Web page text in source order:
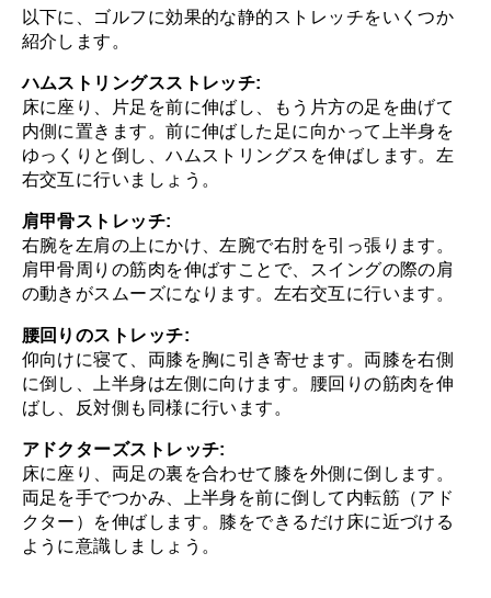
以下に、ゴルフに効果的な静的ストレッチをいくつか
紹介します。
ハムストリングスストレッチ:
床に座り、片足を前に伸ばし、もう片方の足を曲げて
内側に置きます。前に伸ばした足に向かって上半身を
ゆっくりと倒し、ハムストリングスを伸ばします。左
右交互に行いましょう。
肩甲骨ストレッチ:
右腕を左肩の上にかけ、左腕で右肘を引っ張ります。
肩甲骨周りの筋肉を伸ばすことで、スイングの際の肩
の動きがスムーズになります。左右交互に行います。
腰回りのストレッチ:
仰向けに寝て、両膝を胸に引き寄せます。両膝を右側
に倒し、上半身は左側に向けます。腰回りの筋肉を伸
ばし、反対側も同様に行います。
アドクターズストレッチ:
床に座り、両足の裏を合わせて膝を外側に倒します。
両足を手でつかみ、上半身を前に倒して内転筋（アド
クター）を伸ばします。膝をできるだけ床に近づける
ように意識しましょう。